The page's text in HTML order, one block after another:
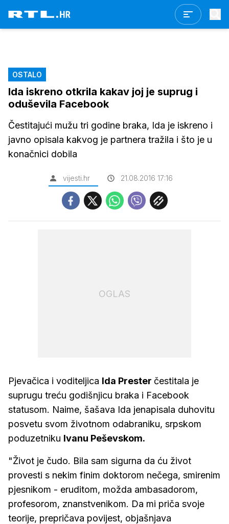
OSTALO
Ida iskreno otkrila kakav joj je suprug i
oduševila Facebook
Čestitajući mužu tri godine braka, Ida je iskreno i
javno opisala kakvog je partnera tražila i što je u
konačnici dobila
vijesti.hr 21.08.2016 17:16
OGLAS
Pjevačica i voditeljica Ida Prester čestitala je
suprugu treću godišnjicu braka i Facebook
statusom. Naime, šašava Ida jenapisala duhovitu
posvetu svom životnom odabraniku, srpskom
poduzetniku Ivanu Peševskom.
"Život je čudo. Bila sam sigurna da ću život
provesti s nekim finim doktorom nečega, smirenim
pjesnikom - eruditom, možda ambasadorom,
profesorom, znanstvenikom. Da mi priča svoje
teorije, prepričava povijest, objašnjava